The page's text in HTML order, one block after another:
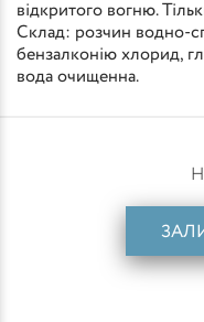
відкритого вогню.
Склад: розчин водно-
бензалконію хлорид,
вода очищенна.